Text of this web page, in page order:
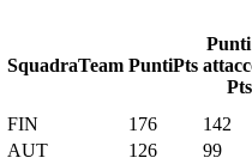
SquadraTeam PuntiPts
Pts
FIN 176
142
AUT 126
99